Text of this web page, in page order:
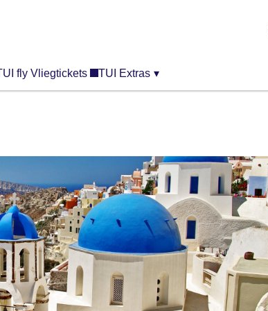
fly Vliegtickets TUI Extras ▾